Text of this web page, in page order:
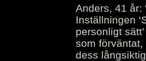
Anders, 41 år:
Inställningen
personligt
som
dess